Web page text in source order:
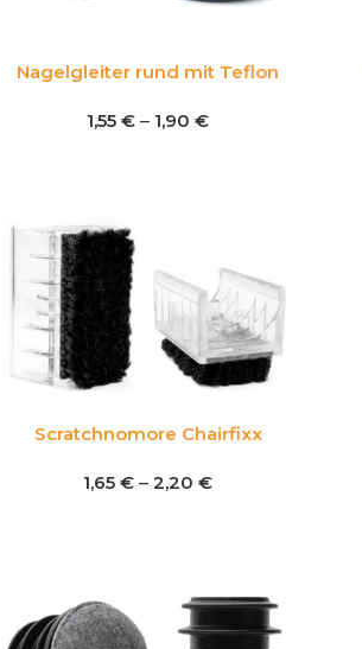
Nagelgleiter rund mit Teflon
1,55€ – 1,90€
Scratchnomore Chairfixx
1,65€ –2,20€